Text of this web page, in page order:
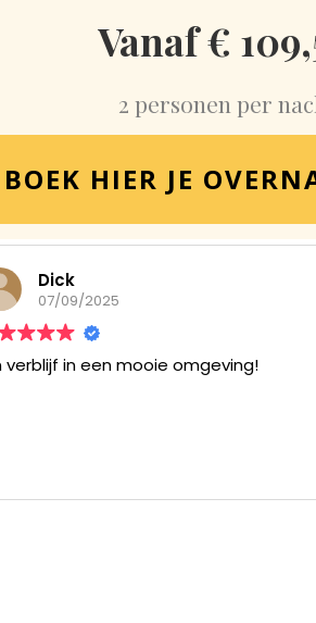
Vanaf €
2 personen per
BOEK HIER JE
Ute
27/08/2025
waren mit der Unterkunft sehr